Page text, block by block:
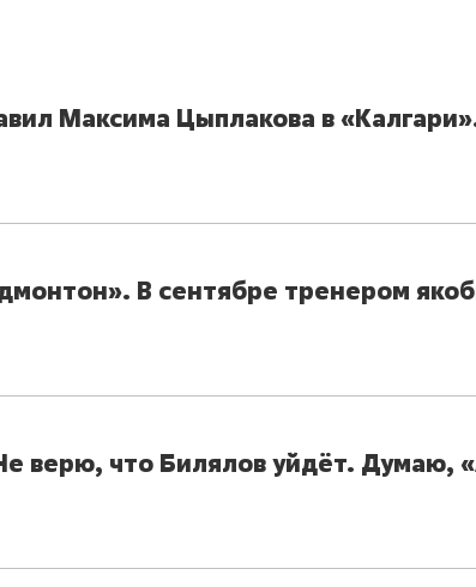
Максима Цыплакова в
В сентябре тренером
верю, что Билялов уйдёт. Думаю,